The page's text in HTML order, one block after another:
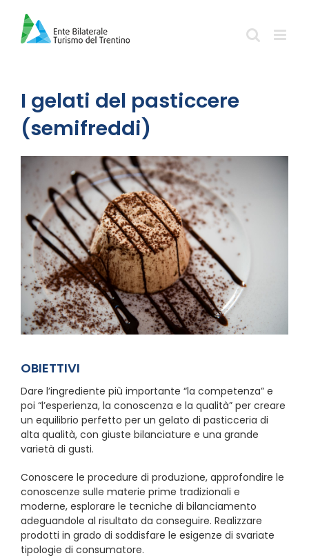
contenuto
I gelati del pasticcere
(semifreddi)
OBIETTIVI
Dare l’ingrediente più importante “la competenza” e
poi “l’esperienza, la conoscenza e la qualità” per creare
un equilibrio perfetto per un gelato di pasticceria di
alta qualità, con giuste bilanciature e una grande
varietà di gusti.
Conoscere le procedure di produzione, approfondire le
conoscenze sulle materie prime tradizionali e
moderne, esplorare le tecniche di bilanciamento
adeguandole al risultato da conseguire. Realizzare
prodotti in grado di soddisfare le esigenze di svariate
tipologie di consumatore.